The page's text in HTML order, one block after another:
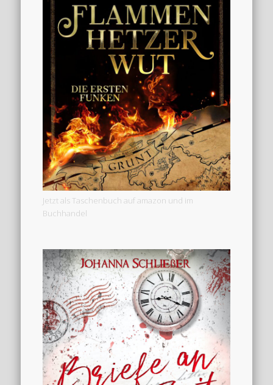
Jetzt als Taschenbuch auf amazon und im
Buchhandel